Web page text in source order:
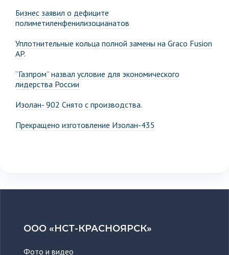
Бизнес заявил о дефиците
полиметиленфенилизоцианатов
Уплотнительные кольца полной замены на Graco Fusion
AP.
“Газпром” назвал условие для экономического
лидерства России
Изолан- 902 Снято с производства.
Прекращено изготовление Изолан-435
ООО «НСТ-КРАСНОЯРСК»
Фото и видео